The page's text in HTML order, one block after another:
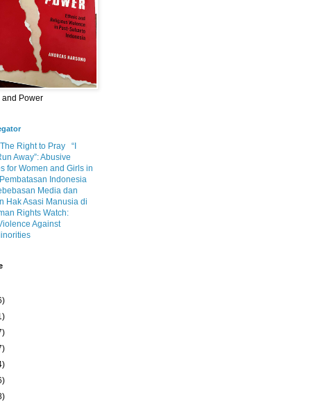
and Power
Right to Pray
“I
Away”: Abusive
for Women and Girls in
Pembatasan Indonesia
Media dan
Hak Asasi Manusia di
Rights Watch:
Against